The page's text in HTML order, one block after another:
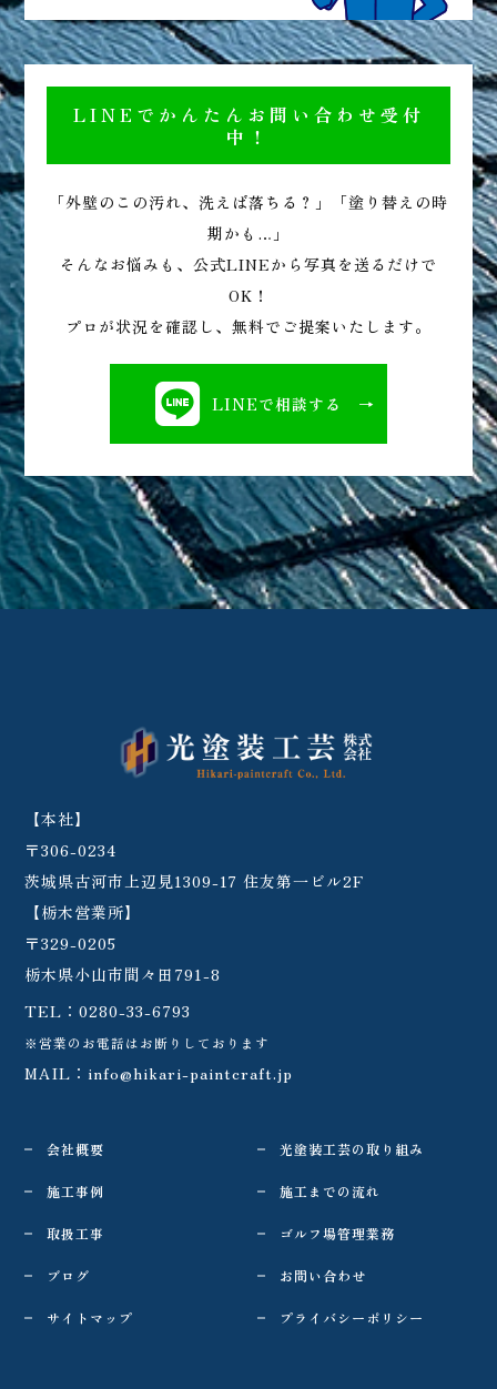
LINEでかんたんお問い合わせ受付
中！
「外壁のこの汚れ、洗えば落ちる？」「塗り替えの時
期かも…」
そんなお悩みも、公式LINEから写真を送るだけで
OK！
プロが状況を確認し、無料でご提案いたします。
LINEで相談する
【本社】
〒306-0234
茨城県古河市上辺見1309-17 住友第一ビル2F
【栃木営業所】
〒329-0205
栃木県小山市間々田791-8
TEL：0280-33-6793
※営業のお電話はお断りしております
MAIL： info@hikari-paintcraft.jp
会社概要 光塗装工芸の取り組み
施工事例 施工までの流れ
取扱工事 ゴルフ場管理業務
ブログ お問い合わせ
サイトマップ プライバシーポリシー